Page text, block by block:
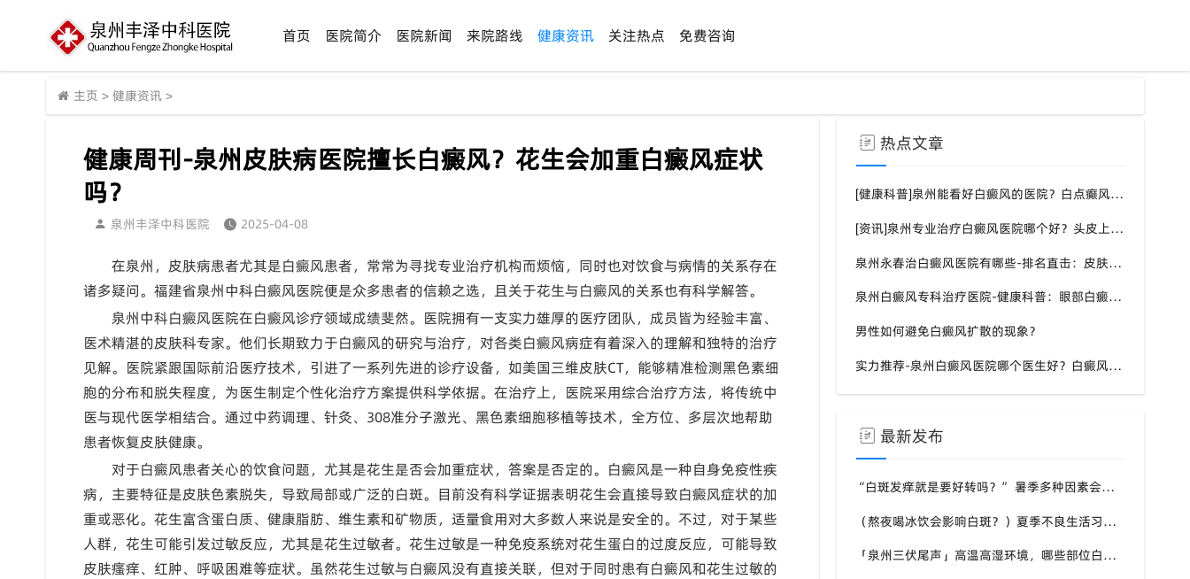
首页 医院简介 医院新闻 来院路线 健康资讯 关注热点 免费咨询
主页 > 健康资讯 >
健康周刊-泉州皮肤病医院擅长白癜风？花生会加重白癜风症状
吗？
泉州丰泽中科医院 2025-04-08
在泉州，皮肤病患者尤其是白癜风患者，常常为寻找专业治疗机构而烦恼，同时也对饮食与病情的关系存在
诸多疑问。福建省泉州中科白癜风医院便是众多患者的信赖之选，且关于花生与白癜风的关系也有科学解答。
泉州中科白癜风医院在白癜风诊疗领域成绩斐然。医院拥有一支实力雄厚的医疗团队，成员皆为经验丰富、
医术精湛的皮肤科专家。他们长期致力于白癜风的研究与治疗，对各类白癜风病症有着深入的理解和独特的治疗
见解。医院紧跟国际前沿医疗技术，引进了一系列先进的诊疗设备，如美国三维皮肤CT，能够精准检测黑色素细
胞的分布和脱失程度，为医生制定个性化治疗方案提供科学依据。在治疗上，医院采用综合治疗方法，将传统中
医与现代医学相结合。通过中药调理、针灸、308准分子激光、黑色素细胞移植等技术，全方位、多层次地帮助
患者恢复皮肤健康。
对于白癜风患者关心的饮食问题，尤其是花生是否会加重症状，答案是否定的。白癜风是一种自身免疫性疾
病，主要特征是皮肤色素脱失，导致局部或广泛的白斑。目前没有科学证据表明花生会直接导致白癜风症状的加
重或恶化。花生富含蛋白质、健康脂肪、维生素和矿物质，适量食用对大多数人来说是安全的。不过，对于某些
人群，花生可能引发过敏反应，尤其是花生过敏者。花生过敏是一种免疫系统对花生蛋白的过度反应，可能导致
皮肤瘙痒、红肿、呼吸困难等症状。虽然花生过敏与白癜风没有直接关联，但对于同时患有白癜风和花生过敏的
热点文章
[健康科普]泉州能看好白癜风的医院？白点癫风需要注意什么饮食？
[资讯]泉州专业治疗白癜风医院哪个好？头皮上有一块白色厚厚的头皮？
泉州永春治白癜风医院有哪些-排名直击：皮肤白斑是什么原因导致的？
泉州白癜风专科治疗医院-健康科普：眼部白癜风症状？
男性如何避免白癜风扩散的现象？
实力推荐-泉州白癜风医院哪个医生好？白癜风症状表现都有什么？
最新发布
“白斑发痒就是要好转吗？” 暑季多种因素会引发白斑瘙痒，福建泉州中科白癜风医院教你分清白斑瘙痒诱因
（熬夜喝冰饮会影响白斑？）夏季不良生活习惯扰乱免疫，福建泉州中科白癜风医院提醒白斑患者做好日常养护
「泉州三伏尾声」高温高湿环境，哪些部位白斑更容易扩散？福建泉州中科白癜风医院盘点夏季白斑高发位置